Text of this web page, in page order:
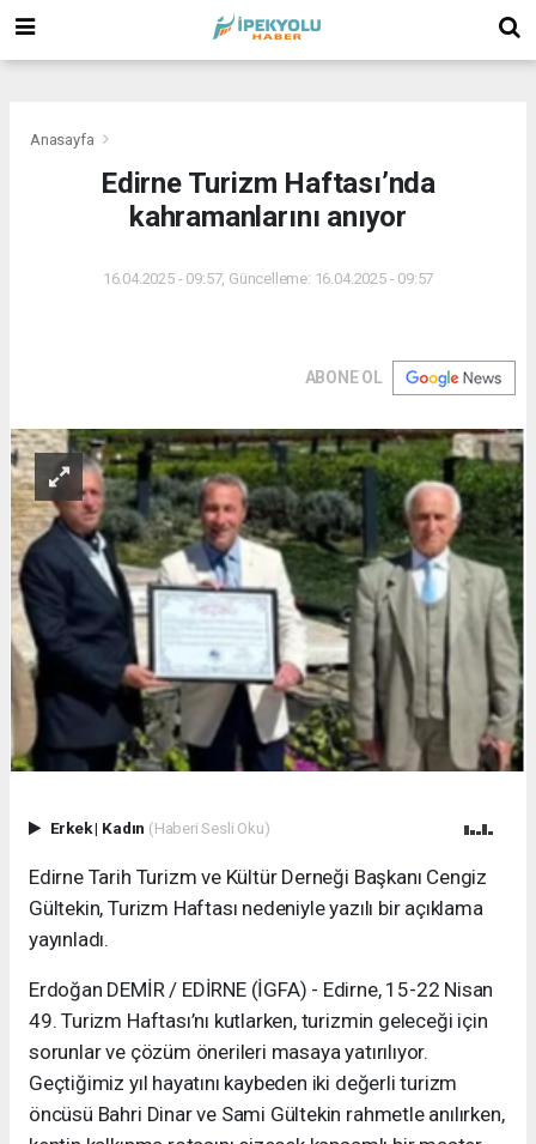
Anasayfa
Edirne Turizm Haftası’nda
kahramanlarını anıyor
16.04.2025 - 09:57, Güncelleme: 16.04.2025 - 09:57
ABONE OL
Erkek| Kadın (Haberi Sesli Oku)
Edirne Tarih Turizm ve Kültür Derneği Başkanı Cengiz
Gültekin, Turizm Haftası nedeniyle yazılı bir açıklama
yayınladı.
Erdoğan DEMİR / EDİRNE (İGFA) - Edirne, 15-22 Nisan
49. Turizm Haftası’nı kutlarken, turizmin geleceği için
sorunlar ve çözüm önerileri masaya yatırılıyor.
Geçtiğimiz yıl hayatını kaybeden iki değerli turizm
öncüsü Bahri Dinar ve Sami Gültekin rahmetle anılırken,